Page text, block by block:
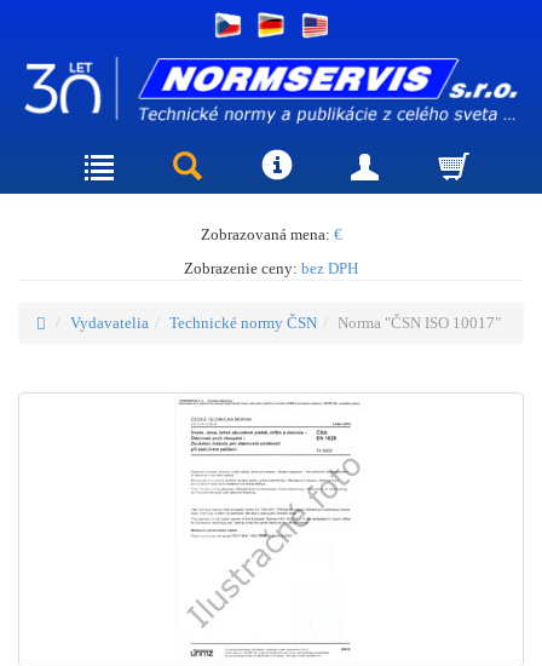
Zobrazovaná mena: €
Zobrazenie ceny: bez DPH
Vydavatelia Technické normy ČSN Norma "ČSN ISO 10017"